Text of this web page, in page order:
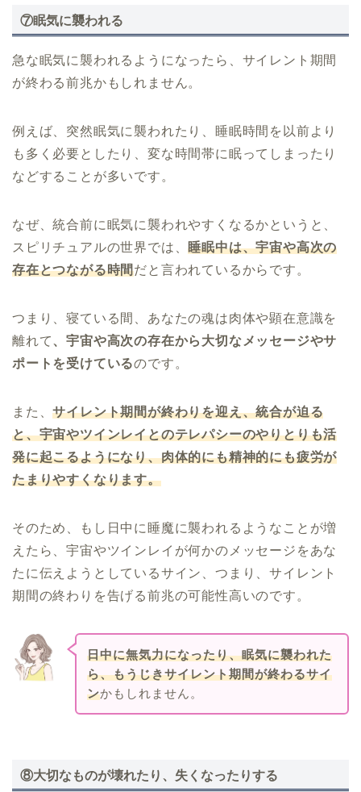
⑦眠気に襲われる
急な眠気に襲われるようになったら、サイレント期間
が終わる前兆かもしれません。
例えば、突然眠気に襲われたり、睡眠時間を以前より
も多く必要としたり、変な時間帯に眠ってしまったり
などすることが多いです。
なぜ、統合前に眠気に襲われやすくなるかというと、
スピリチュアルの世界では、睡眠中は、宇宙や高次の
存在とつながる時間だと言われているからです。
つまり、寝ている間、あなたの魂は肉体や顕在意識を
離れて、宇宙や高次の存在から大切なメッセージやサ
ポートを受けているのです。
また、サイレント期間が終わりを迎え、統合が迫る
と、宇宙やツインレイとのテレパシーのやりとりも活
発に起こるようになり、肉体的にも精神的にも疲労が
たまりやすくなります。
そのため、もし日中に睡魔に襲われるようなことが増
えたら、宇宙やツインレイが何かのメッセージをあな
たに伝えようとしているサイン、つまり、サイレント
期間の終わりを告げる前兆の可能性高いのです。
日中に無気力になったり、眠気に襲われた
ら、もうじきサイレント期間が終わるサイ
ンかもしれません。
⑧大切なものが壊れたり、失くなったりする